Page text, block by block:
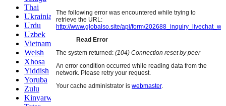
Thai
Ukrainian
Urdu
Uzbek
Vietnamese
Welsh
Xhosa
Yiddish
Yoruba
Zulu
Kinyarwanda